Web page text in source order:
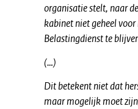
organisatie stelt, naar
kabinet niet geheel
Belastingdienst te
(…)
Dit betekent niet dat
maar mogelijk moet